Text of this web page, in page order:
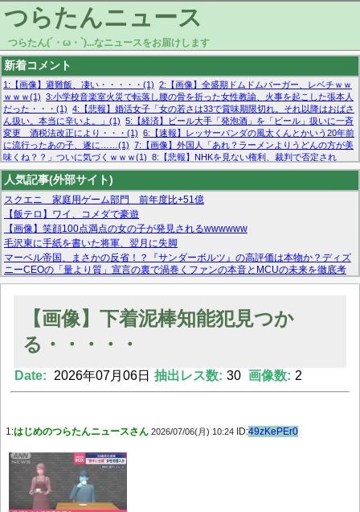
つらたんニュース
つらたん(´・ω・`)...なニュースをお届けします
新着コメント
1:【画像】避難飯、凄い・・・・・(1) 2:【画像】全盛期ドムドムバーガー、レベチｗｗ
ｗｗｗ(1) 3:小学校音楽室火災で転落し腰の骨を折った女性教諭、火事を起こした張本人
だった・・・(1) 4:【悲報】婚活女子「女の若さは33で賞味期限切れ。それ以降はおばさ
ん扱い。本当に辛いよ。」(1) 5:【経済】ビール大手「発泡酒」を「ビール」扱いに一斉
変更 酒税法改正により・・・(1) 6:【速報】レッサーパンダの風太くんとかいう20年前
に流行ったあの子、遂に……(1) 7:【画像】外国人「あれ？ラーメンよりうどんの方が美
味くね？？」ついに気づくｗｗｗ(1) 8:【悲報】NHKを見ない権利、裁判で否定され
る・・・(1) 9:欧州委員長「原発縮小は間違いでした」(1) 10:【悲報】日本企業の人手不
足、限界突破 52%「正社員も足りてません…」(1)
人気記事(外部サイト)
スクエニ 家庭用ゲーム部門 前年度比+51億
【飯テロ】ワイ、コメダで豪遊
【画像】笑顔100点満点の女の子が発見されるwwwwww
毛沢東に手紙を書いた将軍、翌月に失脚
マーベル帝国、まさかの反省！？『サンダーボルツ』の高評価は本物か？ディズ
ニーCEOの「量より質」宣言の裏で渦巻くファンの本音とMCUの未来を徹底考
察！
【画像あり】FacebookとかTwitterで拾ったエロ画像貼ってくよ
【画像】下着泥棒知能犯見つか
る・・・・・
Date: 2026年07月06日 抽出レス数: 30 画像数: 2
1:はじめのつらたんニュースさん 2026/07/06(月) 10:24 ID:49zKePEr0